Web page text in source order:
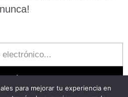
para mejorar tu experiencia en